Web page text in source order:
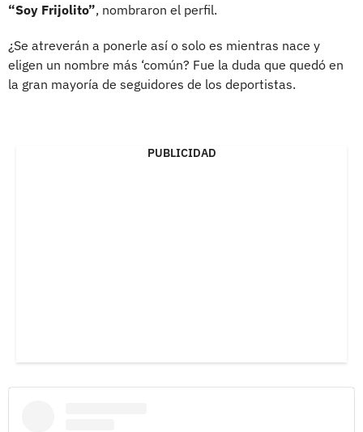
“Soy Frijolito”, nombraron el perfil.
¿Se atreverán a ponerle así o solo es mientras nace y
eligen un nombre más ‘común? Fue la duda que quedó en
la gran mayoría de seguidores de los deportistas.
PUBLICIDAD